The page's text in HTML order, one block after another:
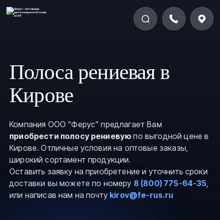
Полоса рениевая в
Кирове
Компания ООО “Ферус” предлагает Вам
приобрести полосу рениевуюпо выгодной цене в
Кирове. Отличные условия на оптовые заказы,
широкий сортамент продукции.
Оставить заявку на приобретение и уточнить сроки
доставки вы можете по номеру 8 (800) 775-64-35,
или написав нам на почту kirov@fe-rus.ru